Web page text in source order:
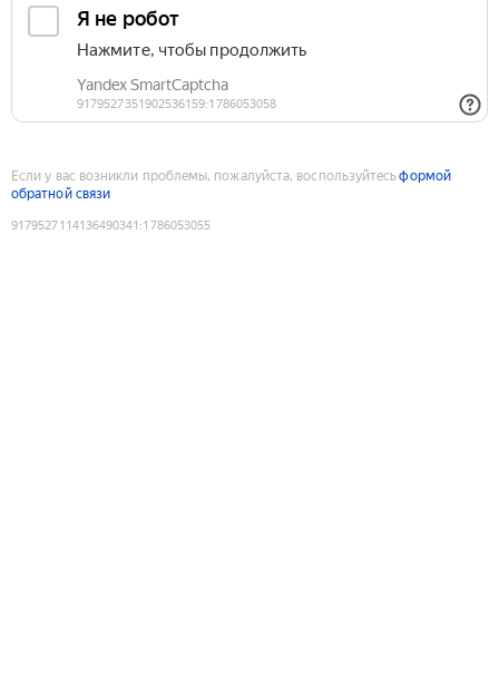
Если у вас возникли проблемы, пожалуйста, воспользуйтесьформой
обратной связи
9179527114136490341 :1786053055